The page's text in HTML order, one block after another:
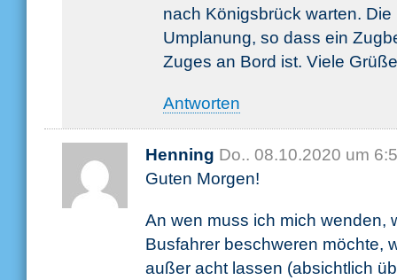
nach Königsbrück warten.
Umplanung, so dass ein
Zuges an Bord ist. Viele Grüße
Antworten
Henning Do.. 08.10.2020 um
Guten Morgen!
An wen muss ich mich wenden,
Busfahrer beschweren möchte,
außer acht lassen (absichtlich